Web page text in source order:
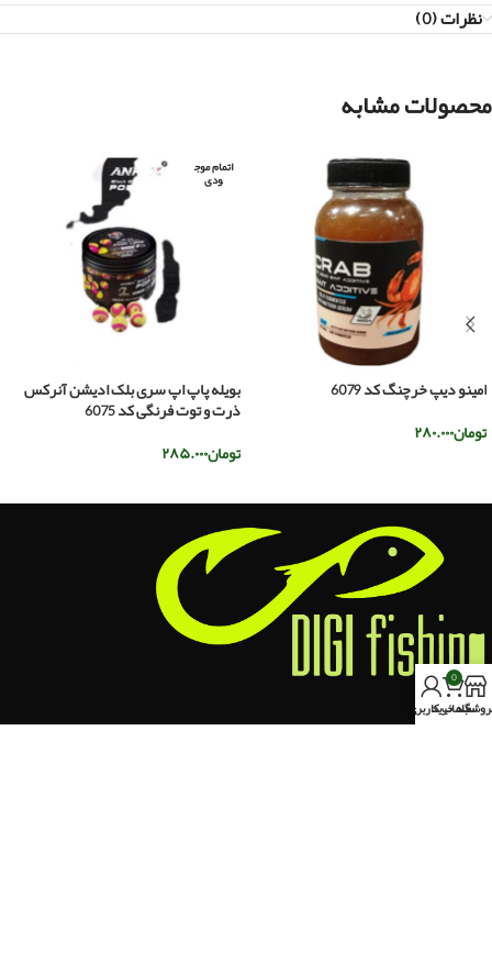
نظرات (0)
محصولات مشابه
امینو دیپ خرچنگ کد 6079
تومان۲۸۰.۰۰۰
اتمام موج
ودی
بویله پاپ اپ سری بلک ادیشن آنرکس
ذرت و توت فرنگی کد 6075
تومان۲۸۵.۰۰۰
کرج،خیابان چالوس ، روبروی سه راه برغان
0
سبد خرید
حساب کاربری من